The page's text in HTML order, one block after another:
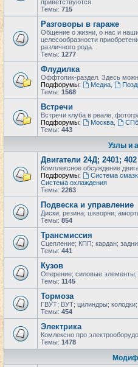
приветствуются.
Темы: 715
Разговоры в гараже
Общение о жизни, о нас и
целесообразности
различного рода.
Темы: 1277
Флудилка
Оффтопик-раздел. Здесь
Подфорумы:
Медиа,
Темы: 1568
Встречи
Встречи клуба в реале,
Подфорумы:
Москва, СПб
Темы: 443
Узлы и
Двигатели 24Д; 2401;
Комплексное обсуждение
Подфорумы:
Система
Система охлаждения
Темы: 2263
Подвеска и управление
Диски; резина; шкворни;
Темы: 854
Трансмиссия
Сцепление; КПП; кардан;
Темы: 441
Кузов
Оперение; силовые элементы;
Темы: 1145
Тормоза
ГВУТ; ВУТ; цилиндры;
Темы: 454
Электрика
Комлексно про
Темы: 1478